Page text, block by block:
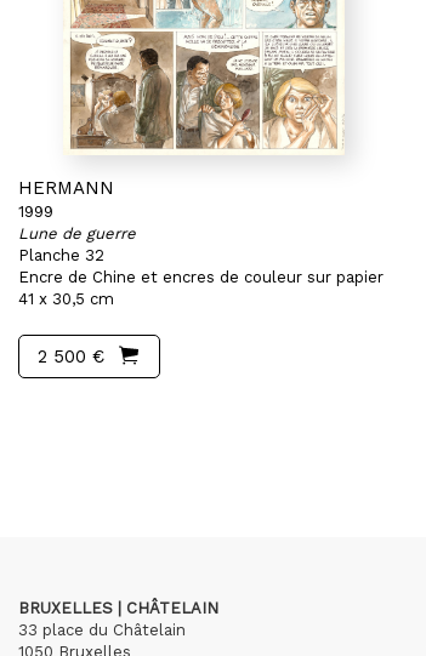
HERMANN
1999
Lune de guerre
Planche 32
Encre de Chine et encres de couleur sur papier
41 x 30,5 cm
2 500 €
BRUXELLES | CHÂTELAIN
33 place du Châtelain
1050 Bruxelles